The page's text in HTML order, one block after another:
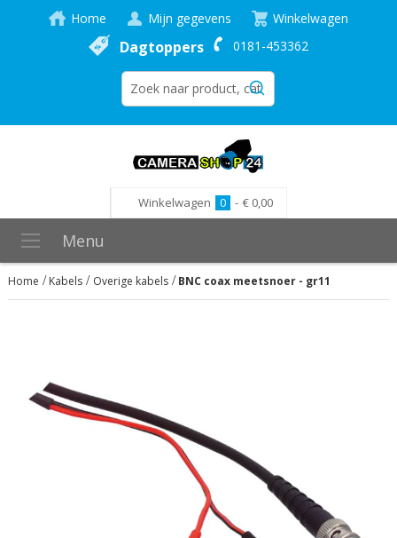
Home Mijn gegevens Winkelwagen
Dagtoppers 0181-453362
Winkelwagen 0 - € 0,00
Menu
Home Kabels Overige kabels BNC coax meetsnoer - gr11
einde